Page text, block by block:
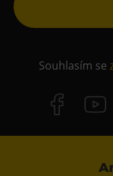
Souhlasím se